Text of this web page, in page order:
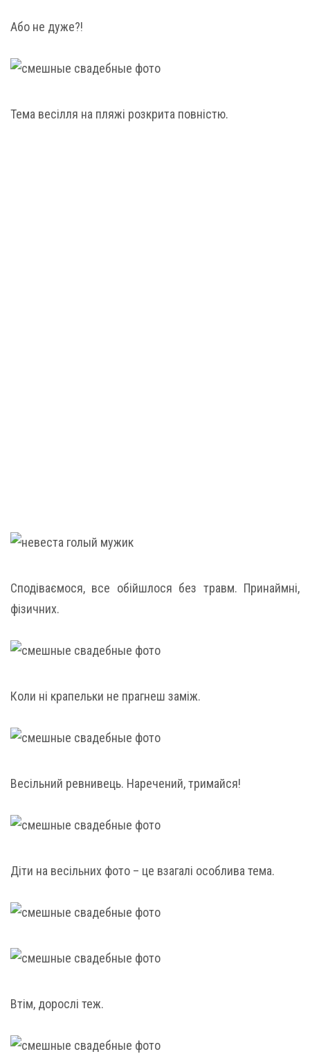
Або не дуже?!
Тема весілля на пляжі розкрита повністю.
Сподіваємося, все обійшлося без травм. Принаймні,
фізичних.
Коли ні крапельки не прагнеш заміж.
Весільний ревнивець. Наречений, тримайся!
Діти на весільних фото – це взагалі особлива тема.
Втім, дорослі теж.